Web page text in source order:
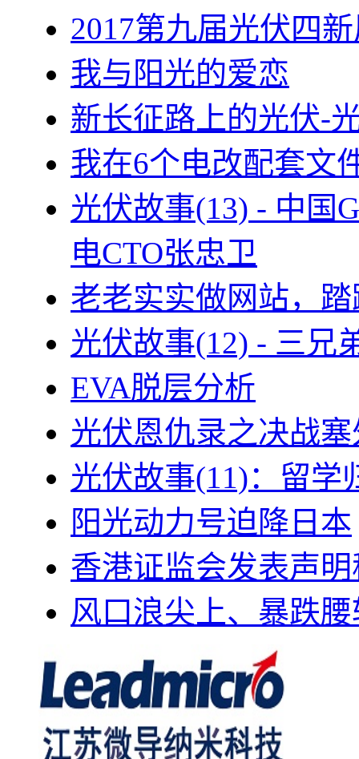
2017第九届光伏四
我与阳光的爱恋
新长征路上的光伏-
我在6个电改配套文
光伏故事(13) - 中国
电CTO张忠卫
老老实实做网站，
光伏故事(12) - 三兄
EVA脱层分析
光伏恩仇录之决战
光伏故事(11)：留学
阳光动力号迫降日本
香港证监会发表声
风口浪尖上、暴跌